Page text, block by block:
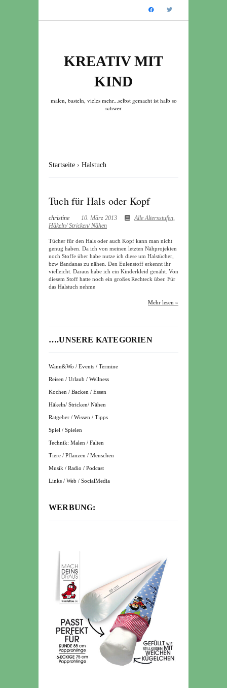
KREATIV MIT
KIND
malen, basteln, vieles mehr...selbst gemacht ist halb so
schwer
Startseite › Halstuch
Tuch für Hals oder Kopf
christine 10. März 2013 Alle Altersstufen,
Häkeln/ Stricken/ Nähen
Tücher für den Hals oder auch Kopf kann man nicht
genug haben. Da ich von meinen letzten Nähprojekten
noch Stoffe über habe nutze ich diese um Halstücher,
bzw Bandanas zu nähen. Den Eulenstoff erkennt ihr
vielleicht. Daraus habe ich ein Kinderkleid genäht. Von
diesem Stoff hatte noch ein großes Rechteck über. Für
das Halstuch nehme
Mehr lesen »
….UNSERE KATEGORIEN
Wann&Wo / Events / Termine
Reisen / Urlaub / Wellness
Kochen / Backen / Essen
Häkeln/ Stricken/ Nähen
Ratgeber / Wissen / Tipps
Spiel / Spielen
Technik: Malen / Falten
Tiere / Pflanzen / Menschen
Musik / Radio / Podcast
Links / Web / SocialMedia
WERBUNG: